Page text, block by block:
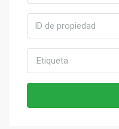
Etiqueta